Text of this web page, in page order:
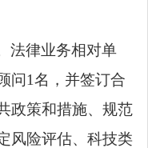
法律业务相对单
问1名，并签订合
政策和措施、规范
风险评估、科技类